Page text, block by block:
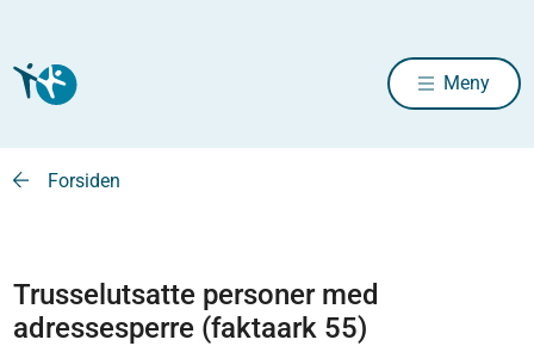
Meny
Forsiden
Trusselutsatte personer med
adressesperre (faktaark 55)